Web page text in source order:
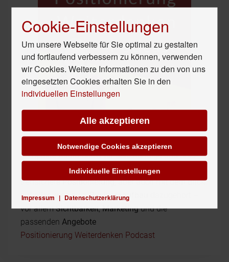
Positionierung Weiterdenken Podcast
kompakte Audio-Show für Selbständige und Solo-
UnternehmerInnen – mit viel Input für Deine
treffsicherePositionierung, aber auch mit dem Blick
auf alles, was zumBusinessaufbau
vor allemSichtbarkeit,Marketingund die
passenden Angebote
Positionierung Weiterdenken Podcast
Cookie-Einstellungen
Um unsere Webseite für Sie optimal zu gestalten
und fortlaufend verbessern zu können, verwenden
wir Cookies. Weitere Informationen zu den von uns
eingesetzten Cookies erhalten Sie in den
individuellen Einstellungen
Alle akzeptieren
Notwendige Cookies akzeptieren
Impressum | Datenschutzerklärung
Individuelle Einstellungen